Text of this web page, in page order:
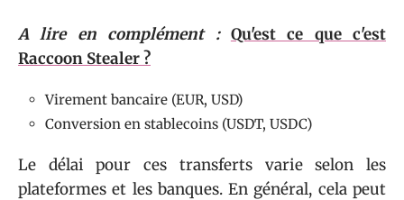
A lire en complément : Qu'est ce que c'est
Raccoon Stealer ?
Virement bancaire (EUR, USD)
Conversion en stablecoins (USDT, USDC)
Le délai pour ces transferts varie selon les
plateformes et les banques. En général, cela peut